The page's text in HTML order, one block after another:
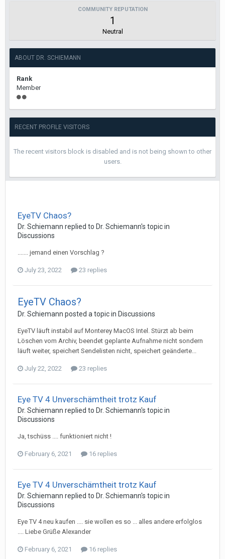
COMMUNITY REPUTATION
1
Neutral
ABOUT DR. SCHIEMANN
Rank
Member
RECENT PROFILE VISITORS
The recent visitors block is disabled and is not being shown to other
users.
EyeTV Chaos?
Dr. Schiemann replied to Dr. Schiemann's topic in
Discussions
....... jemand einen Vorschlag ?
July 23, 2022 23 replies
EyeTV Chaos?
Dr. Schiemann posted a topic in Discussions
EyeTV läuft instabil auf Monterey MacOS Intel. Stürzt ab beim
Löschen vom Archiv, beendet geplante Aufnahme nicht sondern
läuft weiter, speichert Sendelisten nicht, speichert geänderte...
July 22, 2022 23 replies
Eye TV 4 Unverschämtheit trotz Kauf
Dr. Schiemann replied to Dr. Schiemann's topic in
Discussions
Ja, tschüss .... funktioniert nicht !
February 6, 2021 16 replies
Eye TV 4 Unverschämtheit trotz Kauf
Dr. Schiemann replied to Dr. Schiemann's topic in
Discussions
Eye TV 4 neu kaufen .... sie wollen es so ... alles andere erfolglos
.... Liebe Grüße Alexander
February 6, 2021 16 replies